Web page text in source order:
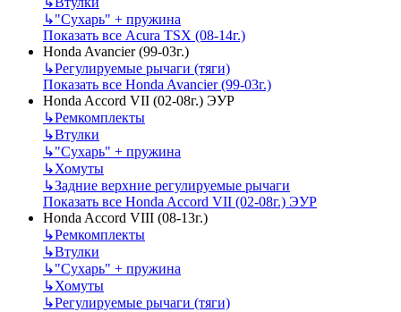
↳"Сухарь" + пружина
Показать все Acura TSX (08-14г.)
Honda Avancier (99-03г.)
↳Регулируемые рычаги (тяги)
Показать все Honda Avancier (99-03г.)
Honda Accord VII (02-08г.) ЭУР
↳Ремкомплекты
↳Втулки
↳"Сухарь" + пружина
↳Хомуты
↳Задние верхние регулируемые рычаги
Показать все Honda Accord VII (02-08г.) ЭУР
Honda Accord VIII (08-13г.)
↳Ремкомплекты
↳Втулки
↳"Сухарь" + пружина
↳Хомуты
↳Регулируемые рычаги (тяги)